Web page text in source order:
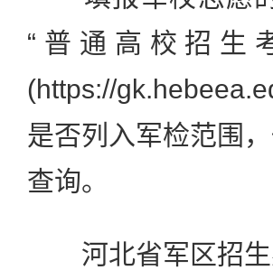
“普通高校招生
(https://
是否列入军检范围
查询。
河北省军区招生